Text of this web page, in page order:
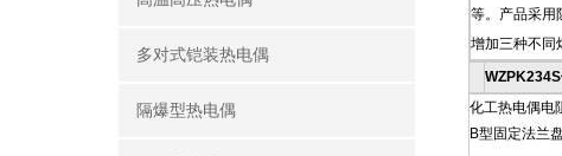
多对式铠装热电偶
隔爆型热电偶
等。产品采用
增加三种不同
化工热电偶电
B型固定法兰